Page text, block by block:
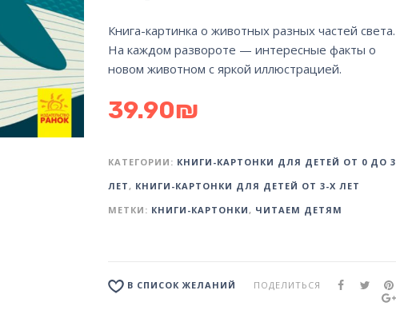
Книга-картинка о животных разных частей света.
На каждом развороте — интересные факты о
новом животном с яркой иллюстрацией.
39.90₪
КАТЕГОРИИ: КНИГИ-КАРТОНКИ ДЛЯ ДЕТЕЙ ОТ 0 ДО 3
ЛЕТ , КНИГИ-КАРТОНКИ ДЛЯ ДЕТЕЙ ОТ 3-Х ЛЕТ
МЕТКИ: КНИГИ-КАРТОНКИ , ЧИТАЕМ ДЕТЯМ
В СПИСОК ЖЕЛАНИЙ ПОДЕЛИТЬСЯ